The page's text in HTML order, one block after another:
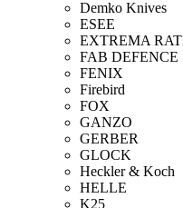
Demko Knives
ESEE
EXTREMA
FAB DEFENCE
FENIX
Firebird
FOX
GANZO
GERBER
GLOCK
Heckler & Koch
HELLE
K25